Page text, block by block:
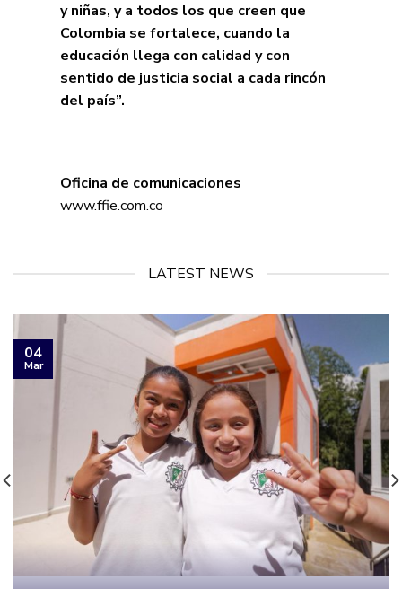
y niñas, y a todos los que creen que
Colombia se fortalece, cuando la
educación llega con calidad y con
sentido de justicia social a cada rincón
del país”.
Oficina de comunicaciones
www.ffie.com.co
LATEST NEWS
04
Mar